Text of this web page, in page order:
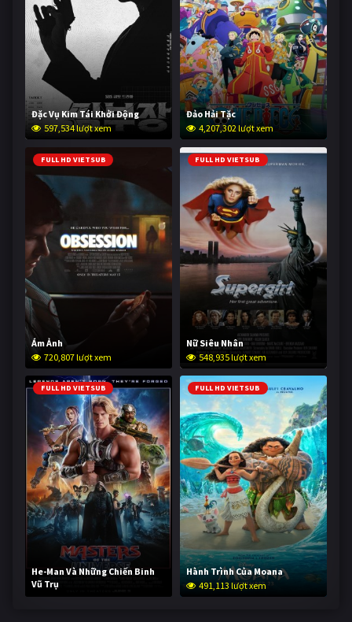
Đặc Vụ Kim Tái Khởi Động
597,534 lượt xem
Đảo Hải Tặc
4,207,302 lượt xem
FULL HD VIETSUB
Ám Ảnh
720,807 lượt xem
FULL HD VIETSUB
Nữ Siêu Nhân
548,935 lượt xem
FULL HD VIETSUB
He-Man Và Những Chiến Binh
Vũ Trụ
239,948 lượt xem
FULL HD VIETSUB
Hành Trình Của Moana
491,113 lượt xem